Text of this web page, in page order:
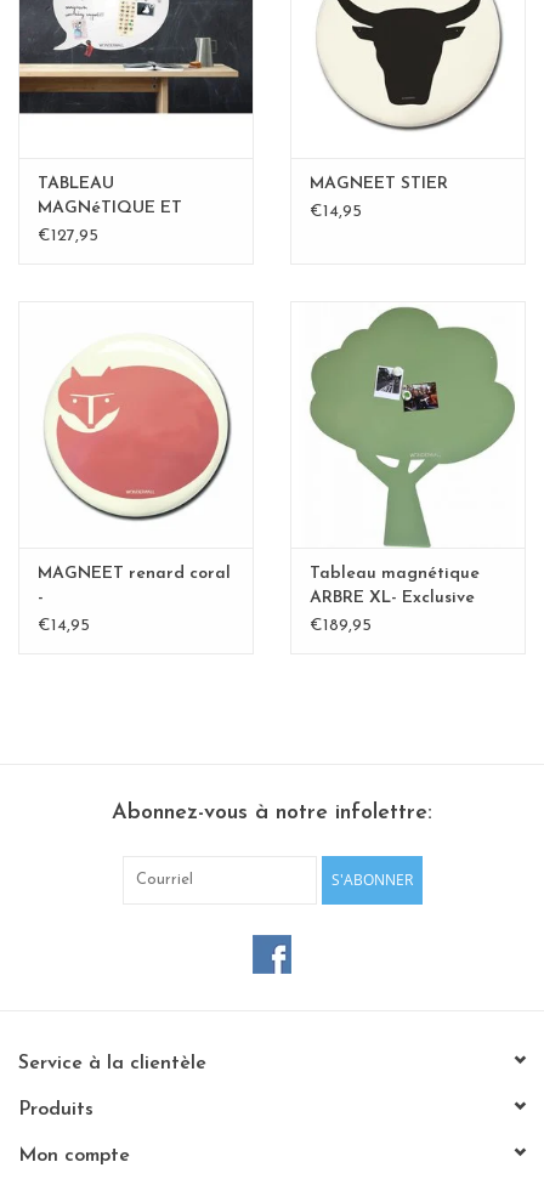
TABLEAU
MAGNéTIQUE ET
WHITEBOARD BULLE
€127,95
MAGNEET STIER
€14,95
MAGNEET renard coral
-
€14,95
Tableau magnétique
ARBRE XL- Exclusive
Kamakura vert
€189,95
Abonnez-vous à notre infolettre:
S'ABONNER
Service à la clientèle
Produits
Mon compte